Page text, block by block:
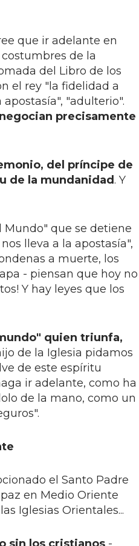
que ir adelante en
de la
del Libro de los
el rey "la fidelidad a
"adulterio".
precisamente
del príncipe de
de la mundanidad. Y
Mundo" que se detiene
lleva a la apostasía",
a muerte, los
- piensan que hoy no
Y hay leyes que los
quien triunfa,
de la Iglesia pidamos
de este espíritu
ir adelante, como ha
de la mano, como un
el Santo Padre
en Medio Oriente
Iglesias Orientales...